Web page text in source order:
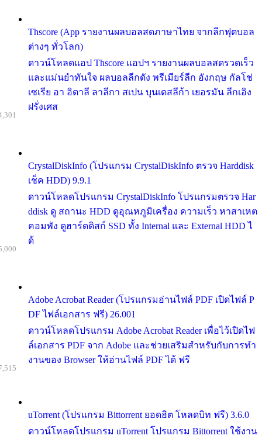
Thscore (App รายงานผลบอลสดภาษาไทย จากลีกฟุตบอล
ต่างๆ ทั่วโลก)
ดาวน์โหลดแอป Thscore แอปฯ รายงานผลบอลสดรวดเร็ว
และแม่นยำทันใจ ผลบอลลีกดัง พรีเมียร์ลีก อังกฤษ กัลโช่
เซเรีย อา อิตาลี ลาลีกา สเปน บุนเดสลีก้า เยอรมัน ลีกเอิง
ฝรั่งเศส
CrystalDiskInfo (โปรแกรม CrystalDiskInfo ตรวจ Harddisk
เช็ค HDD) 9.9.1
ดาวน์โหลดโปรแกรม CrystalDiskInfo โปรแกรมตรวจ Har
ddisk ดู สถานะ HDD ดูอุณหภูมิเครื่อง ความเร็ว หาสาเหต
คอมพัง ดูฮาร์ดดิสก์ SSD ทั้ง Internal และ External HDD ไ
ด้
Adobe Acrobat Reader (โปรแกรมอ่านไฟล์ PDF เปิดไฟล์ P
DF ไฟล์เอกสาร ฟรี) 26.001
ดาวน์โหลดโปรแกรม Adobe Acrobat Reader เพื่อไว้เปิดไฟ
ล์เอกสาร PDF จาก Adobe และช่วยเสริมสำหรับกับการทำ
งานของ Browser ให้อ่านไฟล์ PDF ได้ ฟรี
uTorrent (โปรแกรม Bittorrent ยอดฮิต โหลดบิท ฟรี) 3.6.0
ดาวน์โหลดโปรแกรม uTorrent โปรแกรม Bittorrent ใช้งาน